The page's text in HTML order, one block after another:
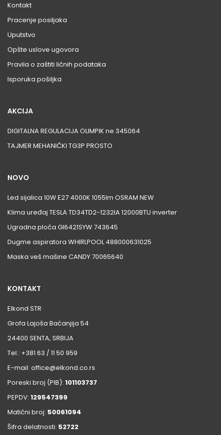
Kontakt
Pracenje posiljaka
Uputstvo
Opšte uslove ugovora
Pravila o zaštiti ličnih podataka
Isporuka pošiljka
AKCIJA
DIGITALNA REGULACIJA OLIMPIK ne 345064
TAJMER MEHANIČKI TG3P PROSTO
NOVO
Led sijalica 10W E27 4000K 1055lm OSRAM NEW
Klima uređaj TESLA TD34TD2-1232IA 12000BTU inverter
Ugradna ploča GI6421SYW 743645
Dugme aspiratora WHIRLPOOL 488000631025
Maska veš mašine CANDY 70065640
KONTAKT
Elkond STR
Grofa Lajoša Baćanjija 54
24400 SENTA, SRBIJA
Tel.: +381 63 / 11 50 959
E-mail: office@elkond.co.rs
Poreski broj (PIB): 101103737
PEPDV: 129547399
Matični broj: 50061094
Šifra delatnosti: 52722